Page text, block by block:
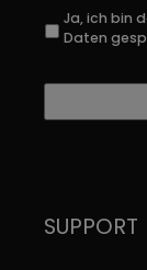
Ja, ich bin
Daten
SUPPORT